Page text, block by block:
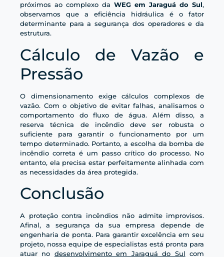
próximos ao complexo da WEG em Jaraguá do Sul,
observamos que a eficiência hidráulica é o fator
determinante para a segurança dos operadores e da
estrutura.
Cálculo de Vazão e
Pressão
O dimensionamento exige cálculos complexos de
vazão. Com o objetivo de evitar falhas, analisamos o
comportamento do fluxo de água. Além disso, a
reserva técnica de incêndio deve ser robusta o
suficiente para garantir o funcionamento por um
tempo determinado. Portanto, a escolha da bomba de
incêndio correta é um passo crítico do processo. No
entanto, ela precisa estar perfeitamente alinhada com
as necessidades da área protegida.
Conclusão
A proteção contra incêndios não admite improvisos.
Afinal, a segurança da sua empresa depende de
engenharia de ponta. Para garantir excelência em seu
projeto, nossa equipe de especialistas está pronta para
atuar no desenvolvimento em Jaraguá do Sul com